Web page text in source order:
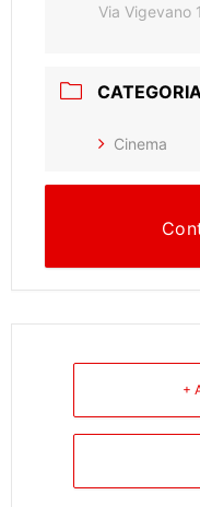
Via Vigevano
CATEGORIA
Cinema
+